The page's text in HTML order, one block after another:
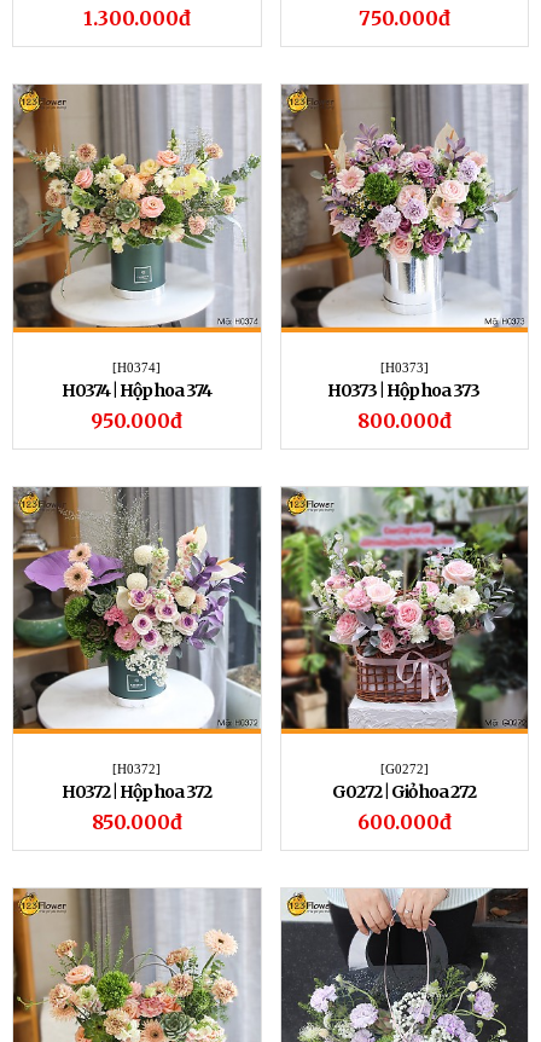
1.300.000đ 750.000đ
[H0374]
H0374 | Hộp hoa 374
950.000đ
[H0373]
H0373 | Hộp hoa 373
800.000đ
[H0372]
H0372 | Hộp hoa 372
850.000đ
[G0272]
G0272 | Giỏ hoa 272
600.000đ